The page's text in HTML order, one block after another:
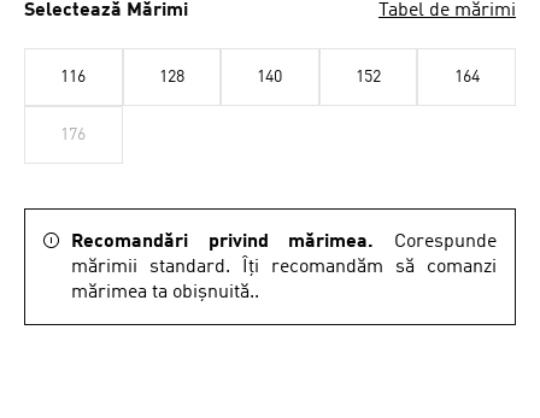
Selectează Mărimi Tabel de mărimi
116 128 140 152 164
176
Recomandări privind mărimea. Corespunde
mărimii standard. Îți recomandăm să comanzi
mărimea ta obișnuită..